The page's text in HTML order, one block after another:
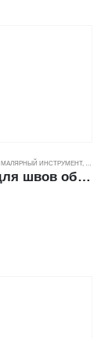
МАЛЯРНЫЙ ИНСТРУМЕНТ,
Валик ДЕКОР Универсал "Бочка" для швов обоев (45мм/6мм)